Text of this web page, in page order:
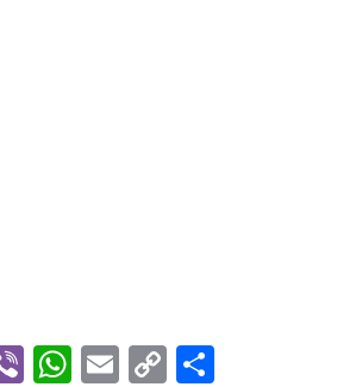
ViberWhatsApp
EmailCopy